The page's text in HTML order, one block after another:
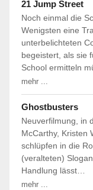
21 Jump Street
Noch einmal die
Wenigsten eine
unterbelichteten
begeistert, als sie
School ermitteln
mehr ...
Ghostbusters
Neuverfilmung, in
McCarthy, Kristen
schlüpfen in die
(veralteten)
Handlung lässt…
mehr ...